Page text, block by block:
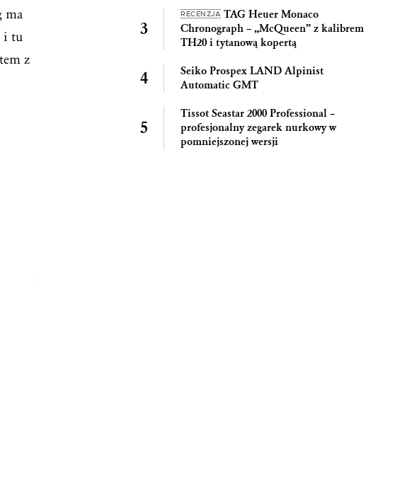
ma
i tu
z
RECENZJA TAG Heuer Monaco
Chronograph – „McQueen” z kalibrem
TH20 i tytanową kopertą
Seiko Prospex LAND Alpinist
Automatic GMT
Tissot Seastar 2000 Professional –
profesjonalny zegarek nurkowy w
pomniejszonej wersji